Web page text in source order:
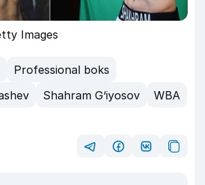
Images
Professional boks
Shahram G‘iyosov
WBA